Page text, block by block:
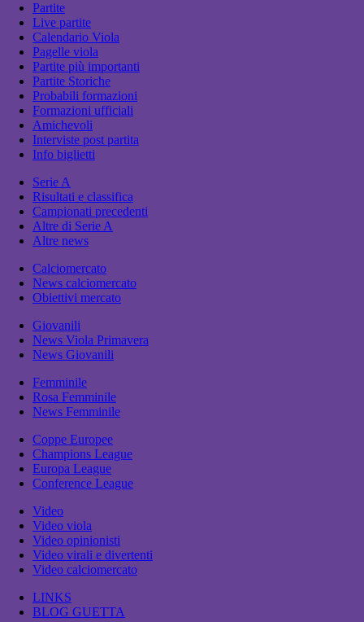
Partite
Live partite
Calendario Viola
Pagelle viola
Partite più importanti
Partite Storiche
Probabili formazioni
Formazioni ufficiali
Amichevoli
Interviste post partita
Info biglietti
Serie A
Risultati e classifica
Campionati precedenti
Altre di Serie A
Altre news
Calciomercato
News calciomercato
Obiettivi mercato
Giovanili
News Viola Primavera
News Giovanili
Femminile
Rosa Femminile
News Femminile
Coppe Europee
Champions League
Europa League
Conference League
Video
Video viola
Video opinionisti
Video virali e divertenti
Video calciomercato
LINKS
BLOG GUETTA